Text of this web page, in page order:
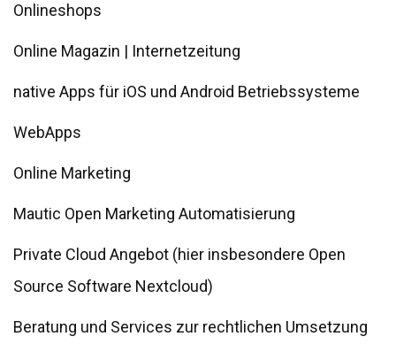
Onlineshops
Online Magazin | Internetzeitung
native Apps für iOS und Android Betriebssysteme
WebApps
Online Marketing
Mautic Open Marketing Automatisierung
Private Cloud Angebot (hier insbesondere Open
Source Software Nextcloud)
Beratung und Services zur rechtlichen Umsetzung